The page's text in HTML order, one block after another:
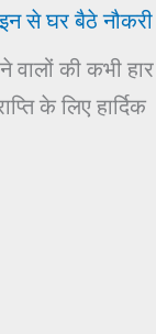
से घर बैठे नौकरी
वालों की कभी हार
के लिए हार्दिक